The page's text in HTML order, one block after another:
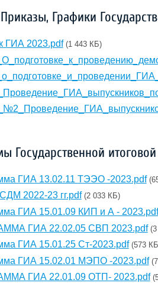
Графики
ГИА 2023.pdf (1 443 КБ)
Государственной
ГИА 13.02.11 ТЭЭО -2023.pdf
2022-23 гг.pdf (2 033 КБ)
ГИА 15.01.09 КИП и А - 2023.pdf
ГИА 22.02.05 СВП 2023.pdf
ГИА 15.01.25 Ст-2023.pdf (573
ГИА 15.02.01 МЭПО -2023.pdf
ГИА 22.01.09 ОТП- 2023.pdf